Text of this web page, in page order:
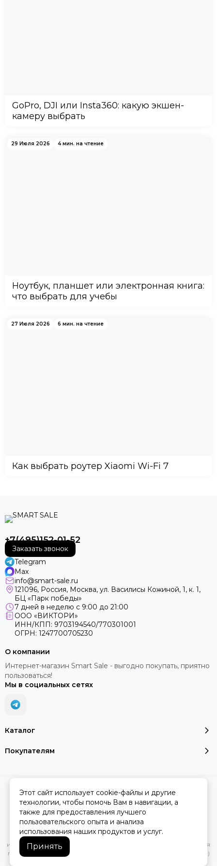
GoPro, DJI или Insta360: какую экшен-
камеру выбрать
29 Июля 2026 4 мин. на чтение
Ноутбук, планшет или электронная книга:
что выбрать для учебы
27 Июля 2026 6 мин. на чтение
Как выбрать роутер Xiaomi Wi-Fi 7
+7(495)152-01-52
Заказать звонок
Telegram
Max
info@smart-sale.ru
121096, Россия, Москва, ул. Василисы Кожиной, 1, к. 1,
БЦ «Парк победы»
7 дней в неделю с 9:00 до 21:00
ООО «ВИКТОРИ»
ИНН/КПП: 9703194540/770301001
ОГРН: 1247700705230
Каталог
Покупателям
О компании
Интернет-магазин Smart Sale - выгодно покупать, приятно
пользоваться!
Мы в социальных сетях
2026 © SMART SALE.Карта сайта
характеристик, стоимости товаров и услуг, носит
информационный характер и ни при каких условиях не является
публичной офертой, определяемой положениями Статьи 437(2)
Этот сайт использует cookie-файлы и другие
технологии, чтобы помочь Вам в навигации, а
также для предоставления лучшего
пользовательского опыта и анализа
использования наших продуктов и услуг.
Принять